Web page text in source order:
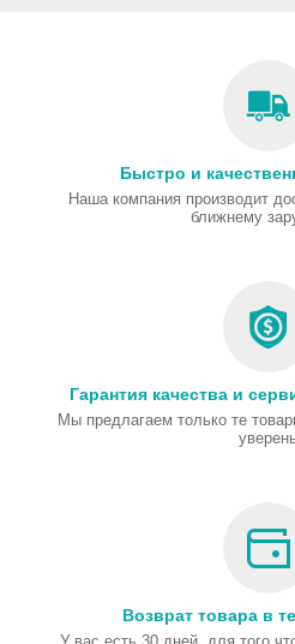
Быстро и
Наша компания производит
ближнему
Гарантия качества и
Мы предлагаем только те
Возврат товара в